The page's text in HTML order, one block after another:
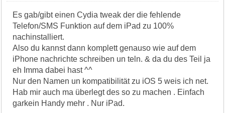
Es gab/gibt einen Cydia tweak der die fehlende
Telefon/SMS Funktion auf dem iPad zu 100%
nachinstalliert.
Also du kannst dann komplett genauso wie auf dem
iPhone nachrichte schreiben un teln. & da du des Teil ja
eh Imma dabei hast ^^
Nur den Namen un kompatibilität zu iOS 5 weis ich net.
Hab mir auch ma überlegt des so zu machen . Einfach
garkein Handy mehr . Nur iPad.